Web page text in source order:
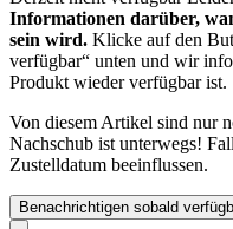
Informationen darüber,
sein wird. Klicke auf den
verfügbar“ unten und wir
Produkt wieder verfügbar ist.
Von diesem Artikel sind nur
Nachschub ist unterwegs!
Zustelldatum beeinflussen.
Benachrichtigen sobald